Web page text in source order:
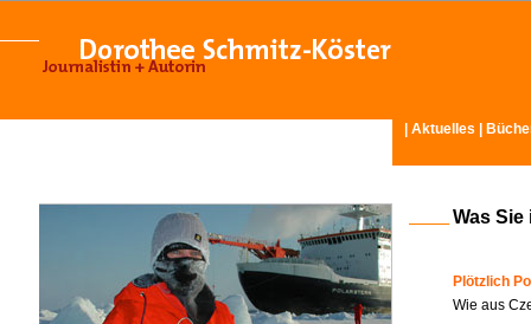
Aktuelles
Was
Plötzlich
Wie aus